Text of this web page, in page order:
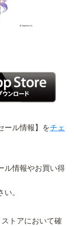
ール情報】をチェ
ル情報やお買い得
い。
トアにおいて確